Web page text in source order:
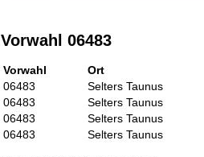
Vorwahl 06483
Vorwahl
Ort
06483
Selters Taunus
06483
Selters Taunus
06483
Selters Taunus
06483
Selters Taunus